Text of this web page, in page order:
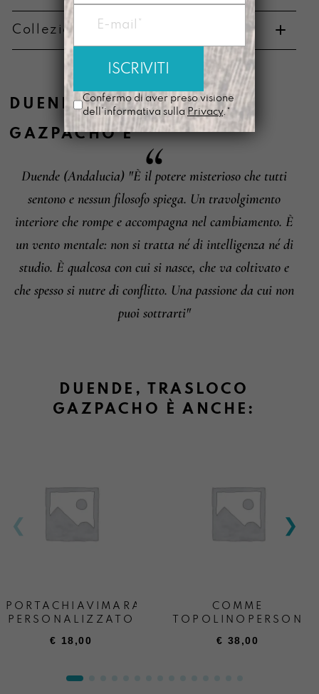
Metodi di pagamento
Informazioni su cambi e resi
Collezione di appartenenza
DUENDE,TRASLOCO
GAZPACHOÈ
Duende (Andalucia) "È il potere misterioso che tutti
sentono e nessun filosofo spiega. Un travolgimento
interiore che rompe e accompagna nel cambiamento. È
un vento mentale: non si tratta né di intelligenza né di
studio. È qualcosa con cui si nasce, che va coltivato e
che spesso si nutre di conflitto. Una passione da cui non
puoi sottrarti"
DUENDE, TRASLOCO
GAZPACHO È ANCHE:
PORTACHIAVIMARA
PERSONALIZZATO
€ 18,00
COMME
€ 38,00
Confermo di aver preso visione
dell'informativa sulla Privacy.*